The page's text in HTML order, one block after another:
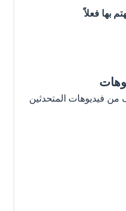
بها فعلاً
من 48 ألف من فيديوهات المتحدثين